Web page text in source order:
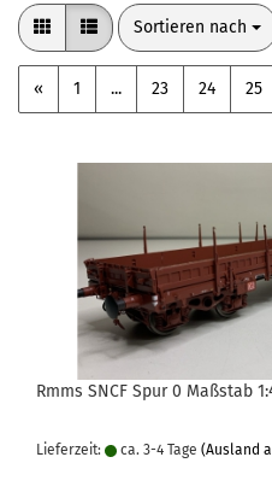
Sortieren nach
Sortieren nach
« 1 ... 23 24 25
Rmms SNCF Spur 0 Maßstab
Lieferzeit: ca. 3-4 Tage (Ausland